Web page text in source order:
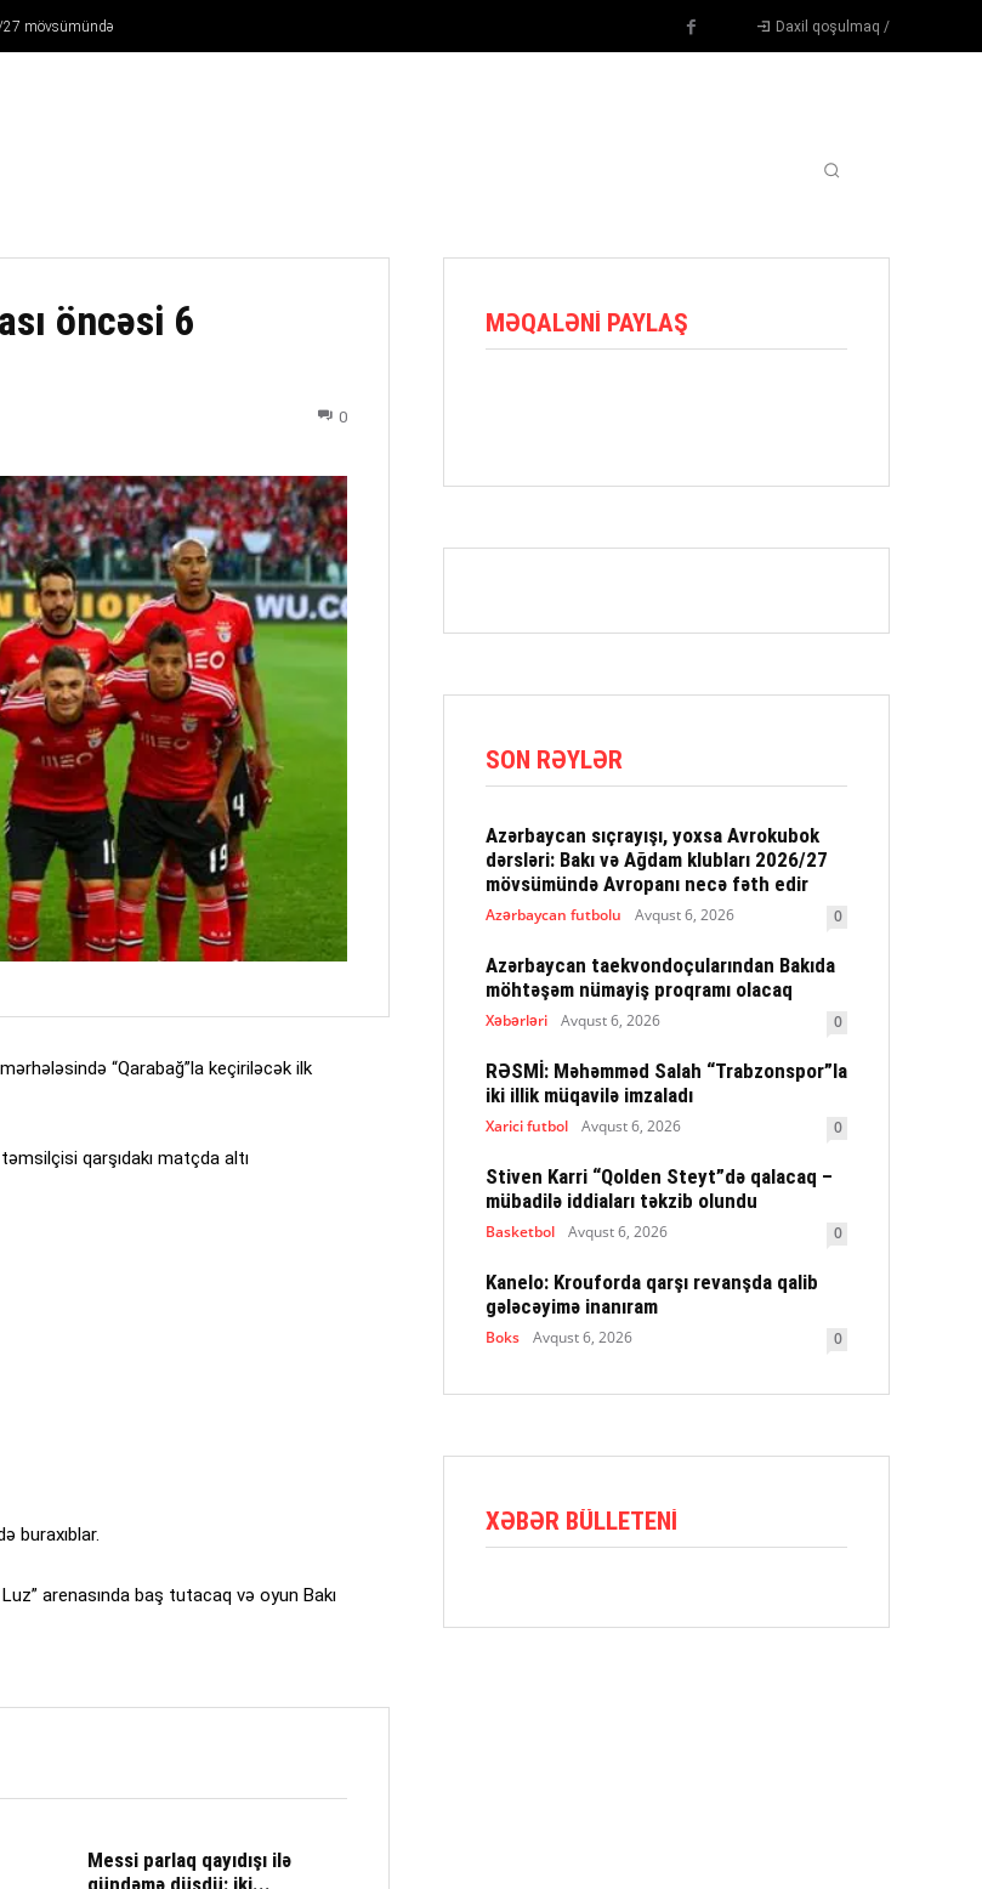
27 mövsümündə
Daxil qoşulmaq /
öncəsi 6
0
“Qarabağ”la keçiriləcək ilk
qarşıdakı matçda altı
buraxıblar.
arenasında baş tutacaq və oyun Bakı
Messi parlaq qayıdışı ilə
gündəmə düşdü: iki...
MƏQALƏNI PAYLAŞ
SON RƏYLƏR
Azərbaycan sıçrayışı, yoxsa Avrokubok
dərsləri: Bakı və Ağdam klubları 2026/27
mövsümündə Avropanı necə fəth edir
Azərbaycan futbolu Avqust 6, 2026 0
Azərbaycan taekvondoçularından Bakıda
möhtəşəm nümayiş proqramı olacaq
Xəbərləri Avqust 6, 2026 0
RƏSMİ: Məhəmməd Salah “Trabzonspor”la
iki illik müqavilə imzaladı
Xarici futbol Avqust 6, 2026 0
Stiven Karri “Qolden Steyt”də qalacaq –
mübadilə iddiaları təkzib olundu
Basketbol Avqust 6, 2026 0
Kanelo: Krouforda qarşı revanşda qalib
gələcəyimə inanıram
Boks Avqust 6, 2026 0
XƏBƏR BÜLLETENI